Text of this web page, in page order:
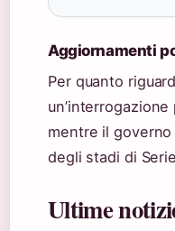
Aggiornamenti
Per quanto
mentre il
degli stadi di
Ultime